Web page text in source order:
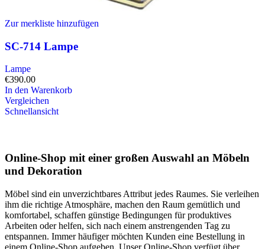
Zur merkliste hinzufügen
SC-714 Lampe
Lampe
€390.00
In den Warenkorb
Vergleichen
Schnellansicht
Online-Shop mit einer großen Auswahl an Möbeln
und Dekoration
Möbel sind ein unverzichtbares Attribut jedes Raumes. Sie verleihen
ihm die richtige Atmosphäre, machen den Raum gemütlich und
komfortabel, schaffen günstige Bedingungen für produktives
Arbeiten oder helfen, sich nach einem anstrengenden Tag zu
entspannen. Immer häufiger möchten Kunden eine Bestellung in
einem Online-Shop aufgeben. Unser Online-Shop verfügt über